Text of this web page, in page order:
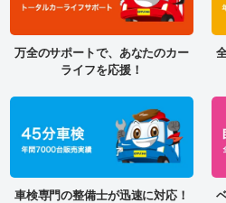
万全のサポートで、あなたのカー
ライフを応援！
車検専門の整備士が迅速に対応！